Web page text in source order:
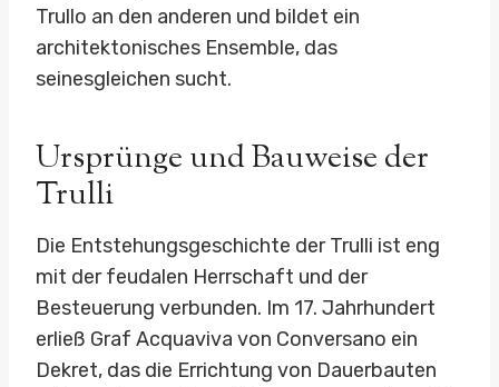
Trullo an den anderen und bildet ein
architektonisches Ensemble, das
seinesgleichen sucht.
Ursprünge und Bauweise der
Trulli
Die Entstehungsgeschichte der Trulli ist eng
mit der feudalen Herrschaft und der
Besteuerung verbunden. Im 17. Jahrhundert
erließ Graf Acquaviva von Conversano ein
Dekret, das die Errichtung von Dauerbauten